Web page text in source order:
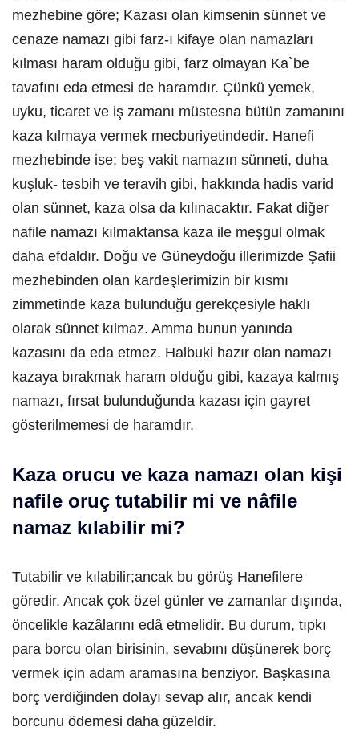
mezhebine göre; Kazası olan kimsenin sünnet ve
cenaze namazı gibi farz-ı kifaye olan namazları
kılması haram olduğu gibi, farz olmayan Ka`be
tavafını eda etmesi de haramdır. Çünkü yemek,
uyku, ticaret ve iş zamanı müstesna bütün zamanını
kaza kılmaya vermek mecburiyetindedir. Hanefi
mezhebinde ise; beş vakit namazın sünneti, duha
kuşluk- tesbih ve teravih gibi, hakkında hadis varid
olan sünnet, kaza olsa da kılınacaktır. Fakat diğer
nafile namazı kılmaktansa kaza ile meşgul olmak
daha efdaldır. Doğu ve Güneydoğu illerimizde Şafii
mezhebinden olan kardeşlerimizin bir kısmı
zimmetinde kaza bulunduğu gerekçesiyle haklı
olarak sünnet kılmaz. Amma bunun yanında
kazasını da eda etmez. Halbuki hazır olan namazı
kazaya bırakmak haram olduğu gibi, kazaya kalmış
namazı, fırsat bulunduğunda kazası için gayret
gösterilmemesi de haramdır.
Kaza orucu ve kaza namazı olan kişi
nafile oruç tutabilir mi ve nâfile
namaz kılabilir mi?
Tutabilir ve kılabilir;ancak bu görüş Hanefilere
göredir. Ancak çok özel günler ve zamanlar dışında,
öncelikle kazâlarını edâ etmelidir. Bu durum, tıpkı
para borcu olan birisinin, sevabını düşünerek borç
vermek için adam aramasına benziyor. Başkasına
borç verdiğinden dolayı sevap alır, ancak kendi
borcunu ödemesi daha güzeldir.